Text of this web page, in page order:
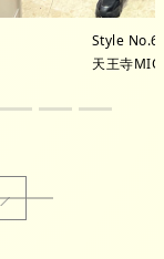
Style
天王寺